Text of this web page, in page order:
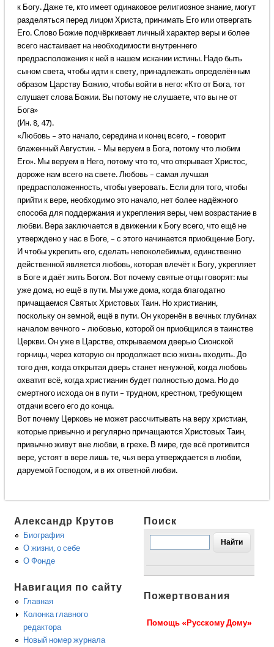
к Богу. Даже те, кто имеет одинаковое религиозное знание, могут
разделяться перед лицом Христа, принимать Его или отвергать
Его. Слово Божие подчёркивает личный характер веры и более
всего настаивает на необходимости внутреннего
предрасположения к ней в нашем искании истины. Надо быть
сыном света, чтобы идти к свету, принадлежать определённым
образом Царству Божию, чтобы войти в него: «Кто от Бога, тот
слушает слова Божии. Вы потому не слушаете, что вы не от
Бога»
(Ин. 8, 47).
«Любовь – это начало, середина и конец всего, – говорит
блаженный Августин. – Мы веруем в Бога, потому что любим
Его». Мы веруем в Него, потому что то, что открывает Христос,
дороже нам всего на свете. Любовь – самая лучшая
предрасположенность, чтобы уверовать. Если для того, чтобы
прийти к вере, необходимо это начало, нет более надёжного
способа для поддержания и укрепления веры, чем возрастание в
любви. Вера заключается в движении к Богу всего, что ещё не
утверждено у нас в Боге, – с этого начинается приобщение Богу.
И чтобы укрепить его, сделать непоколебимым, единственно
действенной является любовь, которая влечёт к Богу, укрепляет
в Боге и даёт жить Богом. Вот почему святые отцы говорят: мы
уже дома, но ещё в пути. Мы уже дома, когда благодатно
причащаемся Святых Христовых Таин. Но христианин,
поскольку он земной, ещё в пути. Он укоренён в вечных глубинах
началом вечного – любовью, которой он приобщился в таинстве
Церкви. Он уже в Царстве, открываемом дверью Сионской
горницы, через которую он продолжает всю жизнь входить. До
того дня, когда открытая дверь станет ненужной, когда любовь
охватит всё, когда христианин будет полностью дома. Но до
смертного исхода он в пути – трудном, крестном, требующем
отдачи всего его до конца.
Вот почему Церковь не может рассчитывать на веру христиан,
которые привычно и регулярно причащаются Христовых Таин,
привычно живут вне любви, в грехе. В мире, где всё противится
вере, устоят в вере лишь те, чья вера утверждается в любви,
даруемой Господом, и в их ответной любви.
Александр Крутов
Биография
О жизни, о себе
О Фонде
Навигация по сайту
Главная
Колонка главного
редактора
Новый номер журнала
Поиск
Пожертвования
Помощь «Русскому Дому»